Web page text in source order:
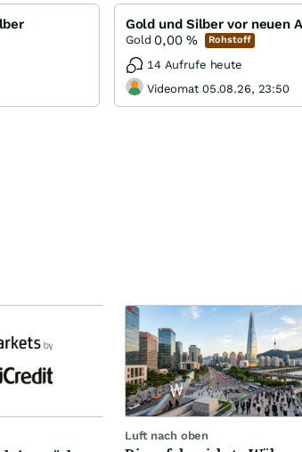
Gold 0,00 % Rohstoff
14 Aufrufe heute
Videomat 05.08.26, 23:50
Luft nach oben